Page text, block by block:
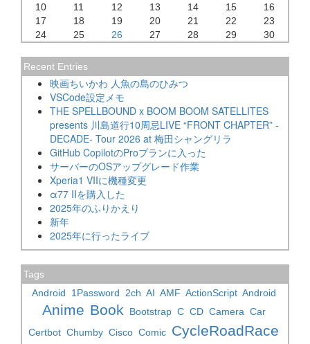
10
11 12 13 14 15
16
17
18 19 20 21 22
23
24
25 26 27 28 29 30
Recent Entries
映画ちいかわ 人魚の島のひみつ
VSCode設定メモ
THE SPELLBOUND x BOOM BOOM SATELLITES
presents 川島道行10周忌LIVE “FRONT CHAPTER” -
DECADE- Tour 2026 at 梅田シャングリラ
GitHub CopilotのProプランに入った
サーバーのOSアップグレード作業
Xperia1 VIIに機種変更
α77 IIを購入した
2025年のふりかえり
新年
2025年に行ったライブ
Tags
Android
1Password 2ch AI AMF ActionScript Android
Anime Book Bootstrap C CD Camera Car
Certbot Chumby Cisco Comic CycleRoadRace